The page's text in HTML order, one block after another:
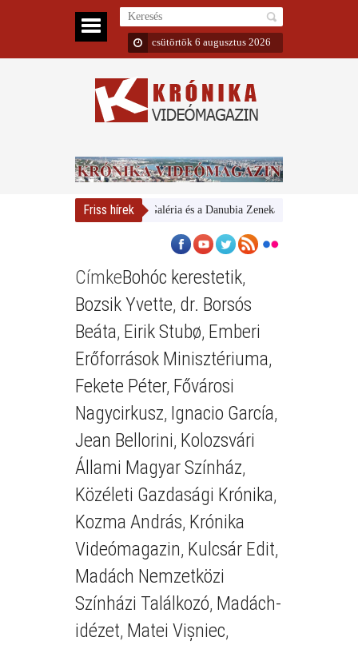
csütörtök 6 augusztus 2026
Friss hírek
Magyar Nemzeti Galéria és a Danubia Zenekar
CímkeBohóc kerestetik,
Bozsik Yvette, dr. Borsós
Beáta, Eirik Stubø, Emberi
Erőforrások Minisztériuma,
Fekete Péter, Fővárosi
Nagycirkusz, Ignacio García,
Jean Bellorini, Kolozsvári
Állami Magyar Színház,
Közéleti Gazdasági Krónika,
Kozma András, Krónika
Videómagazin, Kulcsár Edit,
Madách Nemzetközi
Színházi Találkozó, Madách-
idézet, Matei Vișniec,